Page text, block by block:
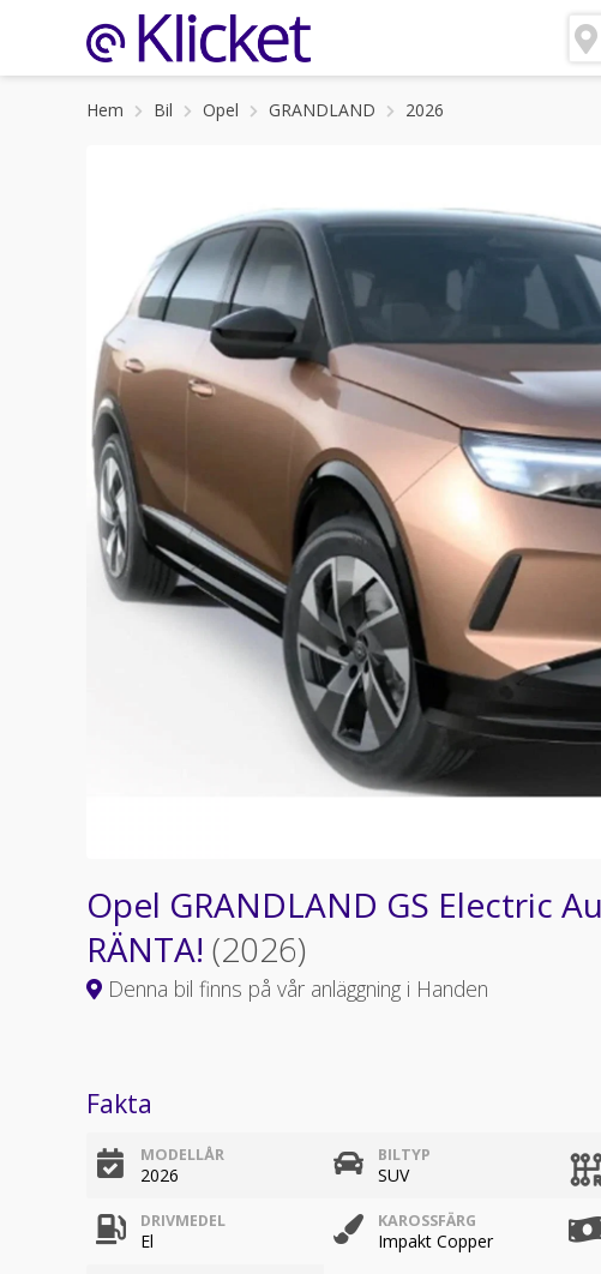
Hem Bil Opel GRANDLAND 2026
Opel GRANDLAND GS Electric
RÄNTA! (2026)
Denna bil finns på vår anläggning i Handen
Fakta
MODELLÅR
2026
BILTYP
SUV
DRIVMEDEL
El
KAROSSFÄRG
Impakt Copper